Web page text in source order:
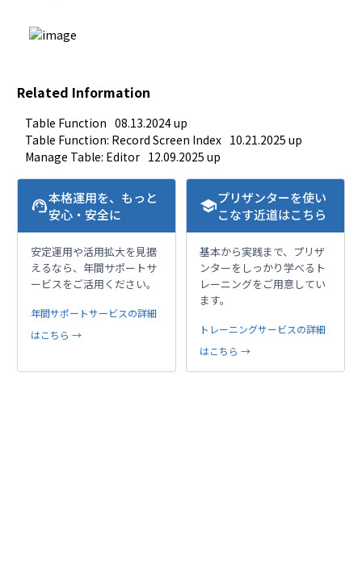
Related Information
Table Function 08.13.2024 up
Table Function: Record Screen Index 10.21.2025 up
Manage Table: Editor 12.09.2025 up
support_agent本格運用を、もっと
安心・安全に
安定運用や活用拡大を見据
えるなら、年間サポートサ
ービスをご活用ください。
年間サポートサービスの詳細
はこちら →
schoolプリザンターを使い
こなす近道はこちら
基本から実践まで、プリザ
ンターをしっかり学べるト
レーニングをご用意してい
ます。
トレーニングサービスの詳細
はこちら →